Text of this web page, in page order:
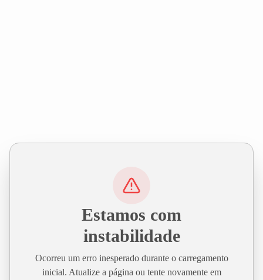
Estamos com
instabilidade
Ocorreu um erro inesperado durante o carregamento
inicial. Atualize a página ou tente novamente em